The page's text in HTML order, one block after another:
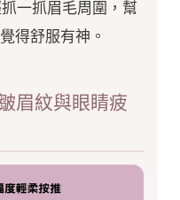
一抓眉毛周圍，幫
得舒服有神。
眉紋與眼睛疲